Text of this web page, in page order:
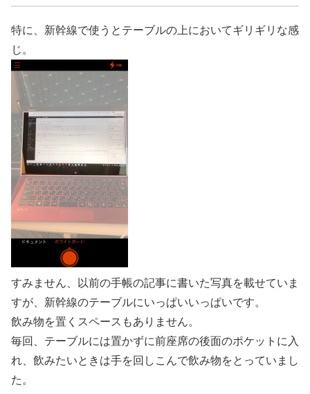
特に、新幹線で使うとテーブルの上においてギリギリな感
じ。
すみません、以前の手帳の記事に書いた写真を載せていま
すが、新幹線のテーブルにいっぱいいっぱいです。
飲み物を置くスペースもありません。
毎回、テーブルには置かずに前座席の後面のポケットに入
れ、飲みたいときは手を回しこんで飲み物をとっていまし
た。